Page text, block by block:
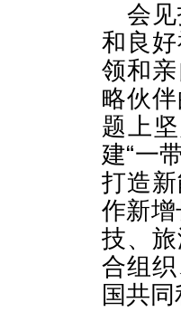
会
和良
领和
略伙
题上
建“一
打造
作新增
技、
合组
国共